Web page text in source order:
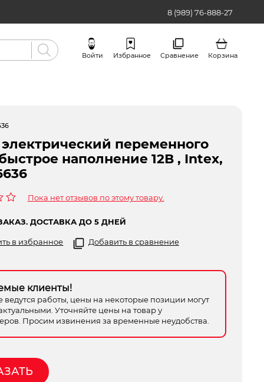
8 (989) 76-888-27
Войти Избранное Сравнение Корзина
переменного
наполнение 12В , Intex,
Пока нет отзывов по этому товару.
ДОСТАВКА ДО 5 ДНЕЙ
в избранное Добавить в сравнение
клиенты!
ведутся работы, цены на некоторые позиции могут
Уточняйте цены на товар у
Просим извинения за временные неудобства.